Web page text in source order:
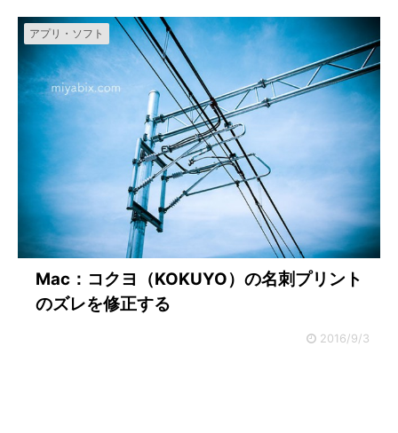
アプリ・ソフト
Mac：コクヨ（KOKUYO）の名刺プリント
のズレを修正する
2016/9/3